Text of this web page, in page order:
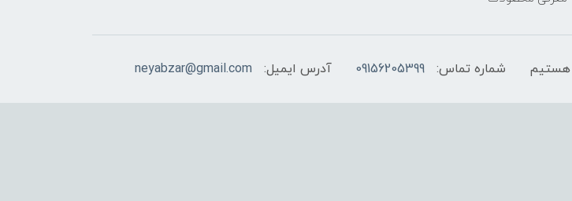
شماره تماس: 09156205399 آدرس ایمیل: neyabzar@gmail.com